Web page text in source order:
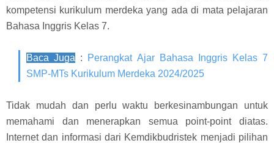
kompetensi kurikulum merdeka yang ada di mata pelajaran
Bahasa Inggris Kelas 7.
Baca Juga : Perangkat Ajar Bahasa Inggris Kelas 7
SMP-MTs Kurikulum Merdeka 2024/2025
Tidak mudah dan perlu waktu berkesinambungan untuk
memahami dan menerapkan semua point-point diatas.
Internet dan informasi dari Kemdikbudristek menjadi pilihan